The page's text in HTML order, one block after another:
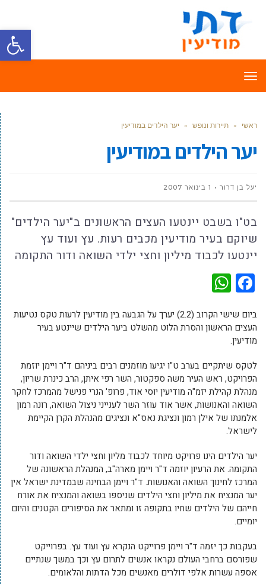
פתח
תפריט
ראשי » תיירות ונופש » יער הילדים במודיעין
יער הילדים במודיעין
יעל בן דרור 1 בינואר 2007
בט"ו בשבט יינטעו העצים הראשונים ב"יער הילדים"
שיוקם בעיר מודיעין מכבים רעות. עץ ועוד עץ
יינטעו לכבוד מיליון וחצי ילדי השואה ודור התקומה
Facebook
ביום שישי הקרוב (2.2) יערך על הגבעה בין מודיעין לרעות טקס נטיעות
העצים הראשון והסרת הלוט מהשלט ביער הילדים שיינטע בעיר
מודיעין.
לטקס שיתקיים בערב ט"ו יגיעו מוזמנים רבים ביניהם ד"ר ויימן יוזמת
הפרויקט, ראש העיר משה ספקטור, השר רפי איתן, הרב כינרת שריון,
מנהלת קהילת יזמ"ה מודיעין יוסי אוד, פרופ' הנרי פנישל מהמרכז לחקר
השואה והאנושות, אשר אוד עוזר השר לענייני ניצול השואה, רונה רמון
אלמנתו של אילן רמון ונציגת נאס"א ונציגים מהנהלת הקרן הקיימת
לישראל.
יער הילדים הינו פרויקט מיוחד לכבוד מליון וחצי ילדי השואה ודור
התקומה. את הרעיון יוזמה ד"ר ויימן מארה"ב, המנהלת הראשונה של
המרכז לחינוך השואה והאנושות. ד"ר ויימן הבחינה שבמדינת ישראל אין
יער המנציח את מיליון וחצי הילדים שניספו בשואה והמנציח את אורח
חייהם של הילדים שחיו בתקופה זו ומתאר את הסיפורים הקטנים והיום
יומיים.
בעקבות כך יזמה ד"ר ויימן פרוייקט הנקרא עץ ועוד עץ. בפרוייקט
שפורסם ברחבי העולם נקראו אנשים לתרום עץ וכך במשך שנתיים
אספה עשרות אלפי דולרים מאנשים מכל הדתות והלאומים.